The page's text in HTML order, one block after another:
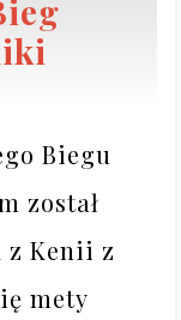
Biegu
został
z Kenii z
mety